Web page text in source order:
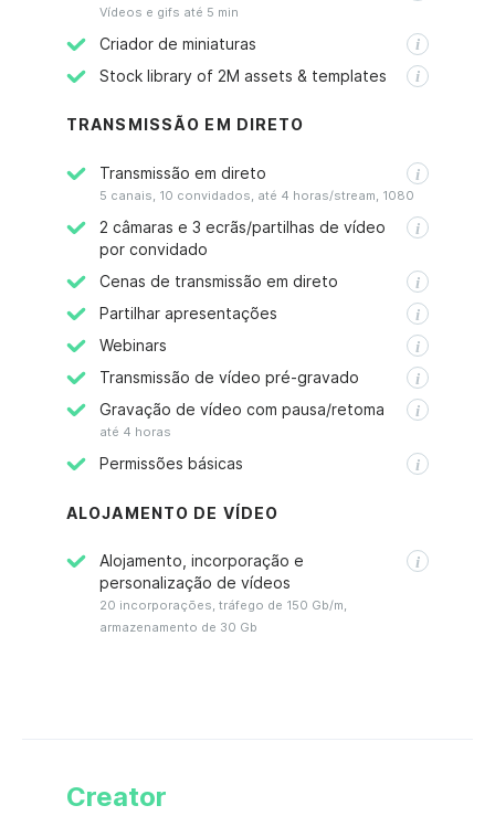
Vídeos e gifs até 5 min
Criador de miniaturas
Stock library of 2M assets & templates
TRANSMISSÃO EM DIRETO
Transmissão em direto
5 canais, 10 convidados, até 4 horas/stream, 1080
2 câmaras e 3 ecrãs/partilhas de vídeo
por convidado
Cenas de transmissão em direto
Partilhar apresentações
Webinars
Transmissão de vídeo pré-gravado
Gravação de vídeo com pausa/retoma
até 4 horas
Permissões básicas
ALOJAMENTO DE VÍDEO
Alojamento, incorporação e
personalização de vídeos
20 incorporações, tráfego de 150 Gb/m,
armazenamento de 30 Gb
Creator